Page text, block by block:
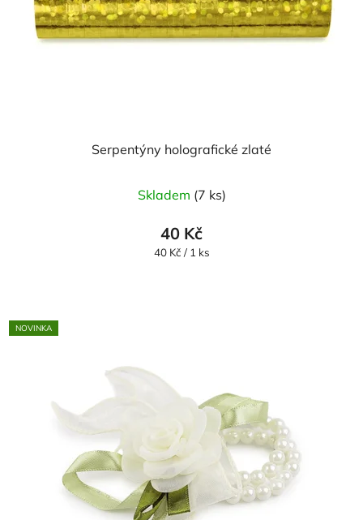
Serpentýny holografické zlaté
Skladem (7 ks)
40 Kč
Měrná
40 Kč / 1 ks
NOVINKA